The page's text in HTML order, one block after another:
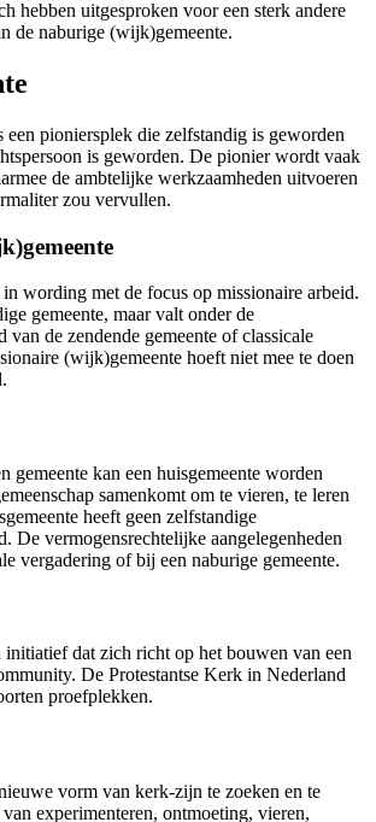
hebben uitgesproken voor een sterk andere
de naburige (wijk)gemeente.
een pioniersplek die zelfstandig is geworden
is geworden. De pionier wordt vaak
de ambtelijke werkzaamheden uitvoeren
zou vervullen.
wording met de focus op missionaire arbeid.
gemeente, maar valt onder de
de zendende gemeente of classicale
(wijk)gemeente hoeft niet mee te doen
gemeente kan een huisgemeente worden
samenkomt om te vieren, te leren
heeft geen zelfstandige
De vermogensrechtelijke aangelegenheden
vergadering of bij een naburige gemeente.
initiatief dat zich richt op het bouwen van een
De Protestantse Kerk in Nederland
proefplekken.
vorm van kerk-zijn te zoeken en te
experimenteren, ontmoeting, vieren,